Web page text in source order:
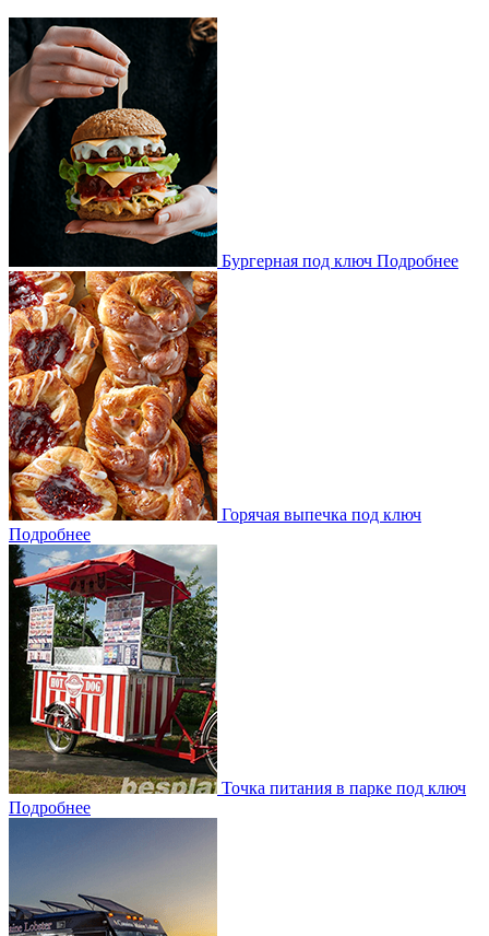
Бургерная под ключ Подробнее
Горячая выпечка под ключ
Подробнее
Точка питания в парке под ключ
Подробнее